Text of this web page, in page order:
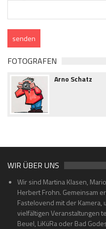
FOTOGRAFEN
Arno Schatz
WIR ÜBER UNS
Wir sind Martina Klasen,
Herbert Frohn. Gemeinsam
Fastelovend mit der Kamera,
vielfältigen Veranstaltungen
Beuel, LiKüRa oder Bad